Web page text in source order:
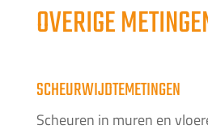
OVERIGE
SCHEURWIJDTEMETINGEN
Scheuren in muren en